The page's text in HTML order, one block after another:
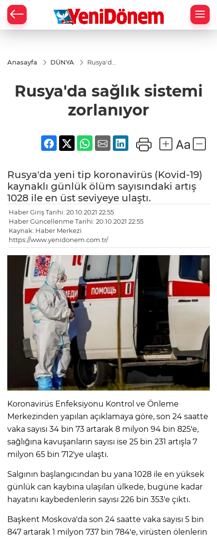
Anasayfa DÜNYA
Rusya'da
zorlanıyor
Rusya'da sağlık sistemi
zorlanıyor
Rusya'da yeni tip koronavirüs (Kovid-19)
kaynaklı günlük ölüm sayısındaki artış
1028 ile en üst seviyeye ulaştı.
Haber Giriş Tarihi: 20.10.2021 22:55
Haber Güncellenme Tarihi: 20.10.2021 22:55
Kaynak: Haber Merkezi
https://www.yenidonem.com.tr/
Koronavirüs Enfeksiyonu Kontrol ve Önleme
Merkezinden yapılan açıklamaya göre, son 24 saatte
vaka sayısı 34 bin 73 artarak 8 milyon 94 bin 825'e,
sağlığına kavuşanların sayısı ise 25 bin 231 artışla 7
milyon 65 bin 712'ye ulaştı.
Salgının başlangıcından bu yana 1028 ile en yüksek
günlük can kaybına ulaşılan ülkede, bugüne kadar
hayatını kaybedenlerin sayısı 226 bin 353'e çıktı.
Başkent Moskova'da son 24 saatte vaka sayısı 5 bin
847 artarak 1 milyon 737 bin 784'e, virüsten ölenlerin